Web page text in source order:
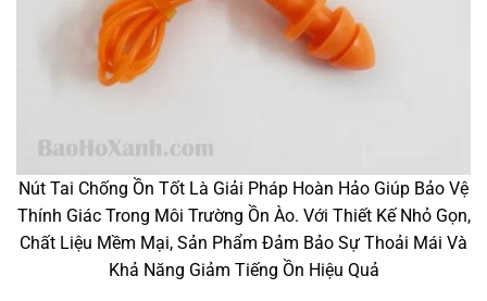
Nút Tai Chống Ồn Tốt Là Giải Pháp Hoàn Hảo Giúp Bảo Vệ
Thính Giác Trong Môi Trường Ồn Ào. Với Thiết Kế Nhỏ Gọn,
Chất Liệu Mềm Mại, Sản Phẩm Đảm Bảo Sự Thoải Mái Và
Khả Năng Giảm Tiếng Ồn Hiệu Quả